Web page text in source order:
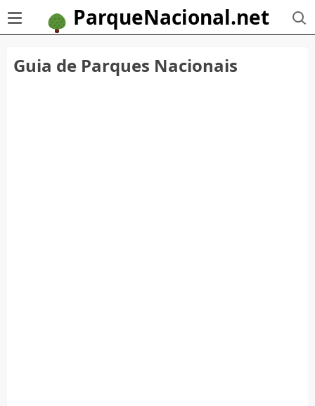
ParqueNacional.net
Guia de Parques Nacionais